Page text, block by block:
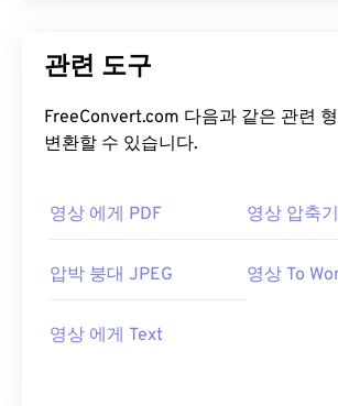
관련 도구
FreeConvert.com 다음과 같은 관련
변환할 수 있습니다.
영상 에게 PDF 영상 압축기
압박 붕대 JPEG 영상 To
영상 에게 Text